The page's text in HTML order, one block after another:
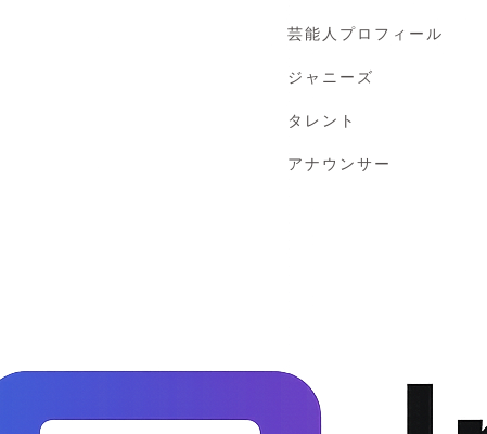
芸能人プロフィール
ジャニーズ
タレント
アナウンサー